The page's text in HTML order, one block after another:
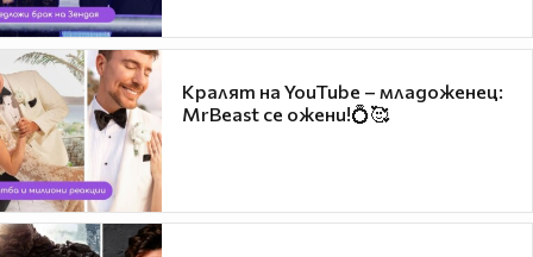
Кралят на YouTube – младоженец:
MrBeast се ожени!💍🥰